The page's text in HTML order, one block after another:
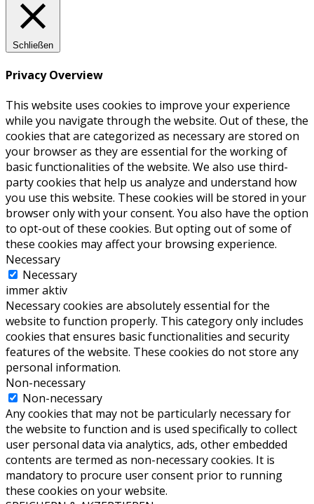
Schließen
Privacy Overview
This website uses cookies to improve your experience
while you navigate through the website. Out of these, the
cookies that are categorized as necessary are stored on
your browser as they are essential for the working of
basic functionalities of the website. We also use third-
party cookies that help us analyze and understand how
you use this website. These cookies will be stored in your
browser only with your consent. You also have the option
to opt-out of these cookies. But opting out of some of
these cookies may affect your browsing experience.
Necessary
Necessary
immer aktiv
Necessary cookies are absolutely essential for the
website to function properly. This category only includes
cookies that ensures basic functionalities and security
features of the website. These cookies do not store any
personal information.
Non-necessary
Non-necessary
Any cookies that may not be particularly necessary for
the website to function and is used specifically to collect
user personal data via analytics, ads, other embedded
contents are termed as non-necessary cookies. It is
mandatory to procure user consent prior to running
these cookies on your website.